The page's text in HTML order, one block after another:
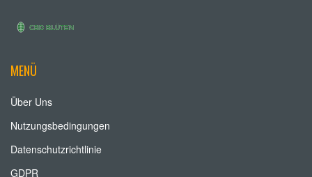
MENÜ
Über Uns
Nutzungsbedingungen
Datenschutzrichtlinie
GDPR